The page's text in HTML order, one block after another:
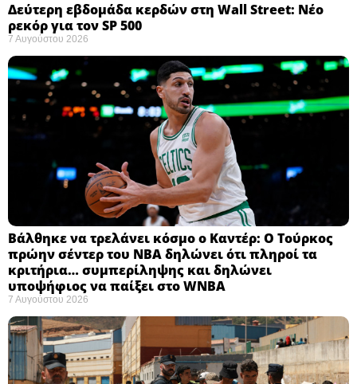
Δεύτερη εβδομάδα κερδών στη Wall Street: Νέο
ρεκόρ για τον SP 500
7 Αυγούστου 2026
Βάλθηκε να τρελάνει κόσμο ο Καντέρ: Ο Τούρκος
πρώην σέντερ του NBA δηλώνει ότι πληροί τα
κριτήρια… συμπερίληψης και δηλώνει
υποψήφιος να παίξει στο WNBA
7 Αυγούστου 2026